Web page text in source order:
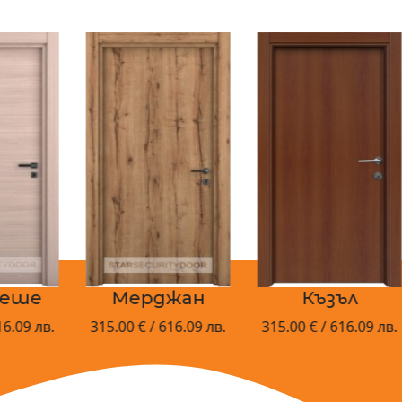
Мерджан
315.00 € / 616.09 лв.
Къзъл
315.00 € / 616.09 лв.